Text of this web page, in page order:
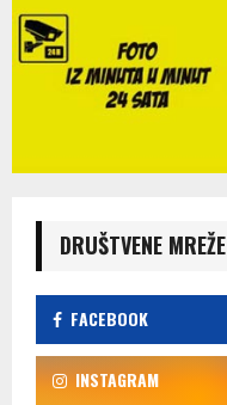
DRUŠTVENE MREŽE
FACEBOOK
INSTAGRAM